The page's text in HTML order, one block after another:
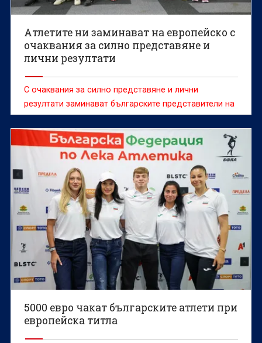
Атлетите ни заминават на европейско с
очаквания за силно представяне и
лични резултати
С очаквания за силно представяне и лични
резултати заминават българските представители на
европейското първенство по лека атлетика, което
ще се проведе в Бирмингам от 10 до 16 август.
5000 евро чакат българските атлети при
европейска титла